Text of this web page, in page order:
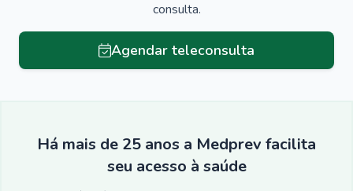
consulta.
Agendar teleconsulta
Há mais de 25 anos a Medprev facilita
seu acesso à saúde